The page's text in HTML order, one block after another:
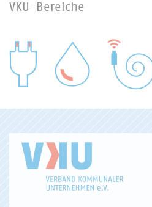
VKU-Bereiche
WASSER/ABWASSER